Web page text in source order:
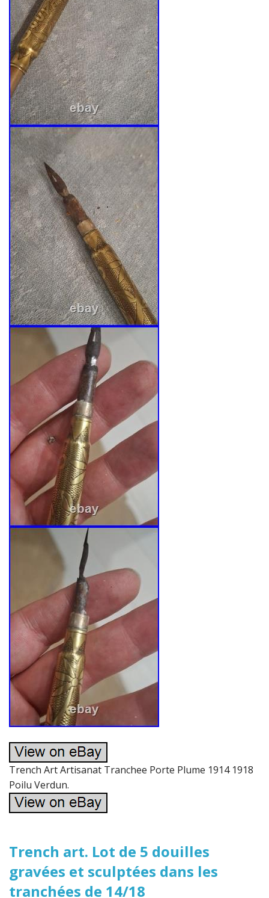
Trench Art Artisanat Tranchee Porte Plume 1914 1918
Poilu Verdun.
Trench art. Lot de 5 douilles
gravées et sculptées dans les
tranchées de 14/18